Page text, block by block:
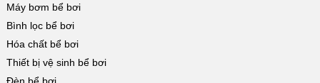
Máy bơm bể bơi
Bình lọc bể bơi
Hóa chất bể bơi
Thiết bị vệ sinh bể bơi